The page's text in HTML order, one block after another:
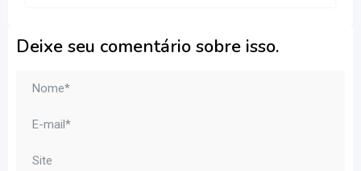
Deixe seu comentário sobre isso.